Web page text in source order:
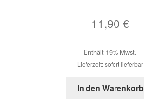
11,90 €
Enthält 19% Mwst.
Lieferzeit: sofort lieferbar
In den Warenkorb